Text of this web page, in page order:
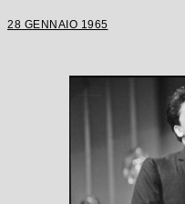
28 GENNAIO 1965